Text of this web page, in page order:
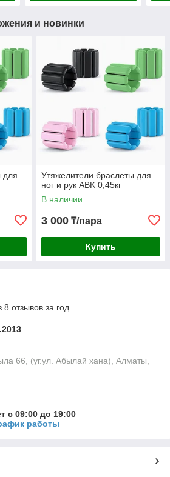
и новинки
для
Утяжелители браслеты для
ног и рук ABK 0,45кг
В наличии
3 000 ₸/пара
Купить
отзывов за год
66, (уг.ул. Абылай хана), Алматы,
с 09:00 до 19:00
работы